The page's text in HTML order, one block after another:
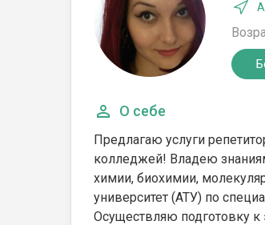
О себе
Предлагаю услуги
колледжей! Владею
химии, биохимии,
университет (АТУ) по
Осуществляю подготовку